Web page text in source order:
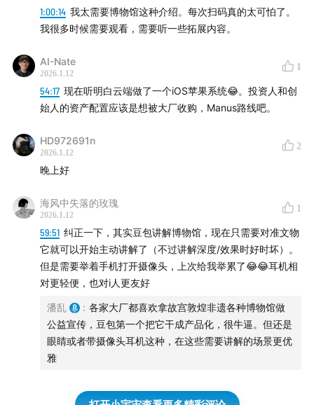
24:27 工程挑战：11克里的极限堆叠
这里面真的是一丁点缝隙都没有的了
1:00:14 我太需要博物馆这种介绍。每次扫码真的太可怕了。
我很多时候需要观看，需要听一些拓展内容。
AI-Nate
2026.1.12
1
54:17 现在听明白云端做了一个iOS苹果系统😂。投资人和创
始人的资产配置应该是想被大厂收购，Manus路线吧。
HD972691n
2026.1.12
2
晚上好
海风中失落的玫瑰
2026.1.12
1
59:51 纠正一下，其实豆包讲解博物馆，现在只需要对准文物
它就可以开始主动讲解了（不过讲解深度/效果时好时坏）。
但是需要举着手机打开摄像头，上次给我举累了😂😂耳机相
对更轻便，也对i人更友好
潘乱 : 各家大厂都喜欢拿故宫敦煌非遗各种博物馆做
公益宣传，豆包第一个把它干成产品化，很牛逼。但还是
眼睛或者带摄像头耳机这种，在这些需要讲解的场景更优
雅